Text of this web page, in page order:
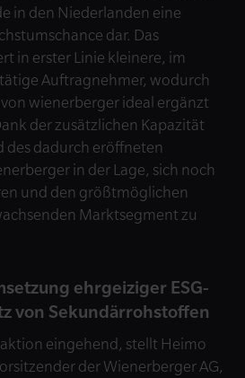
in den Niederlanden eine
dar. Das
in erster Linie kleinere, im
Auftragnehmer, wodurch
wienerberger ideal ergänzt
der zusätzlichen Kapazität
des dadurch eröffneten
in der Lage, sich noch
und den größtmöglichen
Marktsegment zu
ehrgeiziger ESG-
von Sekundärrohstoffen
eingehend, stellt Heimo
der Wienerberger AG,